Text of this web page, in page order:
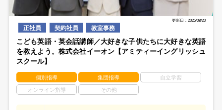
更新日：2025/08/20
正社員 契約社員 教室事務
こども英語・英会話講師／大好きな子供たちに大好きな英語
を教えよう。株式会社イーオン【アミティーイングリッシュ
スクール】
個別指導 集団指導 自立学習
オンライン指導 その他